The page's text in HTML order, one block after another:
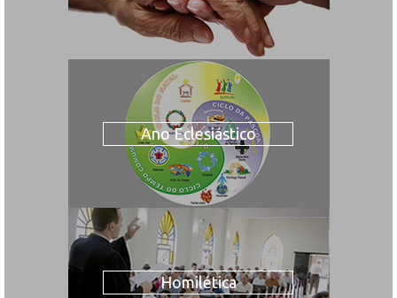
Ano Eclesiástico
Homilética